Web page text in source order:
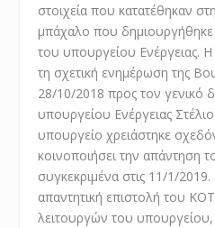
στοιχεία που κατατέθηκαν
μπάχαλο που δημιουργήθηκε
του υπουργείου Ενέργειας.
τη σχετική ενημέρωση της
28/10/2018 προς τον γενικό
υπουργείου Ενέργειας
υπουργείο χρειάστηκε
κοινοποιήσει την απάντηση
συγκεκριμένα στις 11/1/
απαντητική επιστολή του
λειτουργών του